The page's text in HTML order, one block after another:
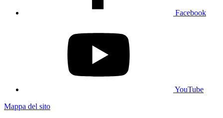
Facebook
YouTube
Mappa del sito